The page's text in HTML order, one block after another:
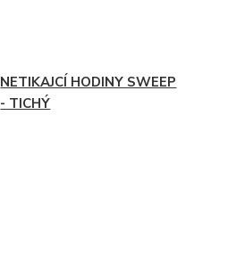
NETIKAJCÍ HODINY SWEEP
- TICHÝ